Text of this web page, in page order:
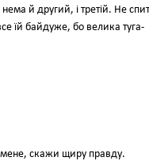
й другий, і третій. Не
їй байдуже, бо велика туга-
мене, скажи щиру правду.